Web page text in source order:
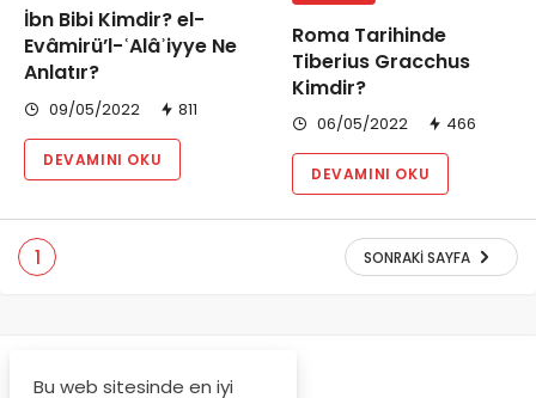
İbn Bibi Kimdir? el-
Evâmirü’l-ʿAlâʾiyye Ne
Anlatır?
09/05/2022 811
DEVAMINI OKU
Roma Tarihinde
Tiberius Gracchus
Kimdir?
06/05/2022 466
DEVAMINI OKU
1 SONRAKI SAYFA
Bu web sitesinde en iyi